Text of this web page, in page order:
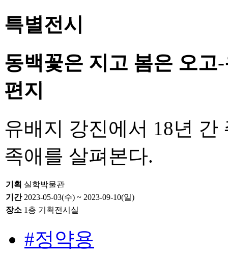
특별전시
동백꽃은 지고 봄은 오고
편지
유배지 강진에서 18년
족애를 살펴본다.
기획 실학박물관
기간 2023-05-03(수) ~ 2023-09-10(일)
장소 1층 기획전시실
#정약용